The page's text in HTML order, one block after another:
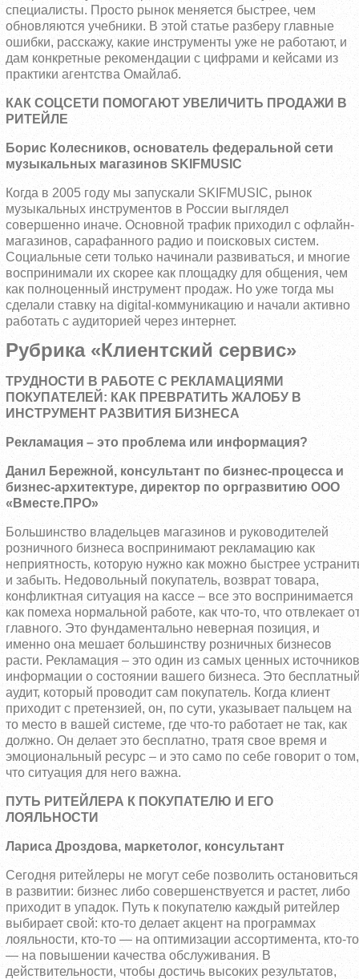
специалисты. Просто рынок меняется быстрее, чем
обновляются учебники. В этой статье разберу главные
ошибки, расскажу, какие инструменты уже не работают, и
дам конкретные рекомендации с цифрами и кейсами из
практики агентства Омайлаб.
КАК СОЦСЕТИ ПОМОГАЮТ УВЕЛИЧИТЬ ПРОДАЖИ В
РИТЕЙЛЕ
Борис Колесников, основатель федеральной сети
музыкальных магазинов SKIFMUSIC
Когда в 2005 году мы запускали SKIFMUSIC, рынок
музыкальных инструментов в России выглядел
совершенно иначе. Основной трафик приходил с офлайн-
магазинов, сарафанного радио и поисковых систем.
Социальные сети только начинали развиваться, и многие
воспринимали их скорее как площадку для общения, чем
как полноценный инструмент продаж. Но уже тогда мы
сделали ставку на digital-коммуникацию и начали активно
работать с аудиторией через интернет.
Рубрика «Клиентский сервис»
ТРУДНОСТИ В РАБОТЕ С РЕКЛАМАЦИЯМИ
ПОКУПАТЕЛЕЙ: КАК ПРЕВРАТИТЬ ЖАЛОБУ В
ИНСТРУМЕНТ РАЗВИТИЯ БИЗНЕСА
Рекламация – это проблема или информация?
Данил Бережной, консультант по бизнес-процесса и
бизнес-архитектуре, директор по оргразвитию ООО
«Вместе.ПРО»
Большинство владельцев магазинов и руководителей
розничного бизнеса воспринимают рекламацию как
неприятность, которую нужно как можно быстрее
и забыть. Недовольный покупатель, возврат товара,
конфликтная ситуация на кассе – все это воспринимается
как помеха нормальной работе, как что-то, что отвлекает
главного. Это фундаментально неверная позиция, и
именно она мешает большинству розничных бизнесов
расти. Рекламация – это один из самых ценных источников
информации о состоянии вашего бизнеса. Это
аудит, который проводит сам покупатель. Когда клиент
приходит с претензией, он, по сути, указывает пальцем на
то место в вашей системе, где что-то работает не так, как
должно. Он делает это бесплатно, тратя свое время и
эмоциональный ресурс – и это само по себе говорит о том,
что ситуация для него важна.
ПУТЬ РИТЕЙЛЕРА К ПОКУПАТЕЛЮ И ЕГО
ЛОЯЛЬНОСТИ
Лариса Дроздова, маркетолог, консультант
Сегодня ритейлеры не могут себе позволить остановиться
в развитии: бизнес либо совершенствуется и растет, либо
приходит в упадок. Путь к покупателю каждый ритейлер
выбирает свой: кто-то делает акцент на программах
лояльности, кто-то — на оптимизации ассортимента, кто-то
— на повышении качества обслуживания. В
действительности, чтобы достичь высоких результатов,